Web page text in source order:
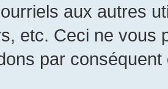
aux autres
etc. Ceci ne vous
par conséquent